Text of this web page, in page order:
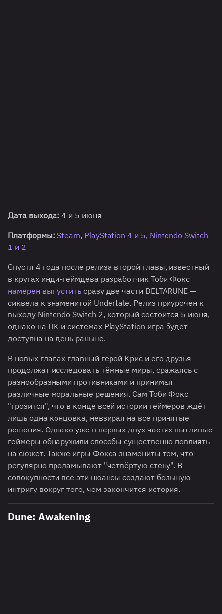
Дата выхода: 4 и 5 июня
Платформы: Steam, PlayStation 4 и 5, Nintendo Switch
1 и 2
Спустя 4 года после релиза второй главы, известный
в кругах инди-геймдева разработчик Тоби Фокс
намерен выпустить сразу две части DELTARUNE —
сиквела к знаменитой Undertale. Релиз приурочен к
выходу Nintendo Switch 2, который состоится 5 июня,
однако на ПК и системах PlayStation игра будет
доступна на день раньше.
В новых главах главный герой Крис и его друзья
продолжат исследовать тёмные миры, сражаясь с
разнообразными противниками и принимая
различные моральные решения. Сам Тоби Фокс
"грозится", что в конце всей истории геймеров ждёт
лишь одна концовка, невзирая на все принятые
решения. Однако уже в первых двух частях пытливые
геймеры обнаружили способы существенно повлиять
на сюжет. Также игры Фокса знамениты тем, что
регулярно проламывают "четвёртую стену". В
совокупности все эти нюансы создают большую
интригу вокруг того, чем закончится история.
Dune: Awakening